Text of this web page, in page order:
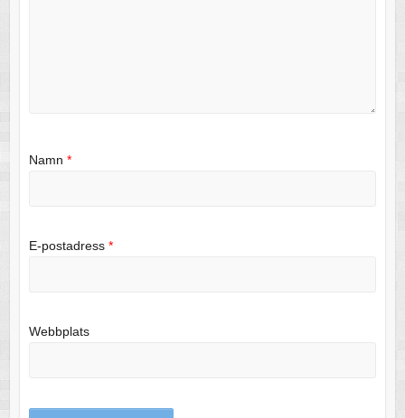
Namn *
E-postadress *
Webbplats